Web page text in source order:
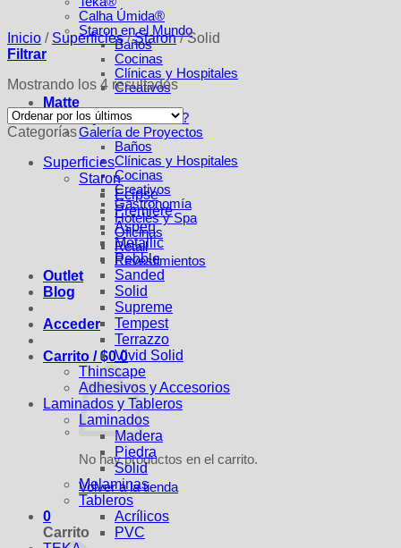
Calha Úmida®
Staron en el Mundo
Baños
Cocinas
Clínicas y Hospitales
Creativos
Matte
¿Quiénes Somos?
Galería de Proyectos
Baños
Clínicas y Hospitales
Cocinas
Creativos
Gastronomía
Hoteles y Spa
Oficinas
Retail
Revestimientos
Outlet
Blog
Acceder
Carrito /$0 0
No hay productos en el carrito.
Volver a la tienda
0
Carrito
Inicio / Superficies / Staron /Solid
Filtrar
Mostrando los 4 resultadosOrdenado
los
últimos
Categorías
Superficies
Staron
Ecipse
Premiere
Aspen
Metallic
Pebble
Sanded
Solid
Supreme
Tempest
Terrazzo
Vivid Solid
Thinscape
Adhesivos y Accesorios
Laminados y Tableros
Laminados
Madera
Piedra
Solid
Melaminas
Tableros
Acrílicos
PVC